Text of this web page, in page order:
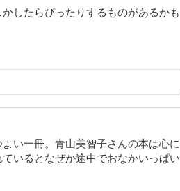
したらぴったりするものがあるかも
い一冊。青山美智子さんの本は心に
いるとなぜか途中でおなかいっぱい